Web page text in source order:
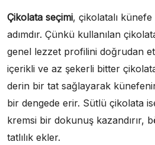
Çikolata seçimi, çikolatalı künefe
adımdır. Çünkü kullanılan
genel lezzet profilini doğrudan
içerikli ve az şekerli bitter
derin bir tat sağlayarak
bir dengede erir. Sütlü çikolata
kremsi bir dokunuş kazandırır,
tatlılık ekler.